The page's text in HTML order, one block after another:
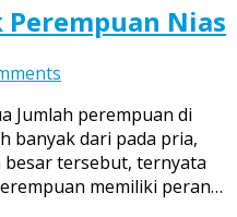
Nias
Takdir
Melalui
Kecerdasan
Politik
Jumlah perempuan di
banyak dari pada pria,
tersebut, ternyata
memiliki peran…